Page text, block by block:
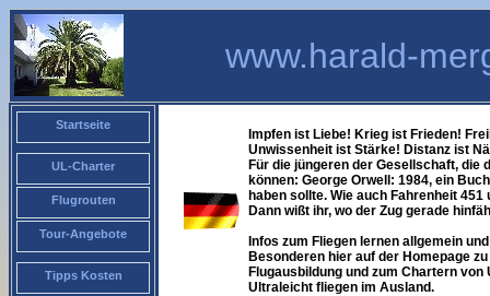
www.harald-
Startseite
UL-Charter
Flugrouten
Tour-Angebote
Tipps Kosten
Impfen ist Liebe! Krieg ist Frieden!
Unwissenheit ist Stärke! Distanz ist
Für die jüngeren der Gesellschaft, die
können: George Orwell: 1984, ein
haben sollte. Wie auch Fahrenheit 451
Dann wißt ihr, wo der Zug gerade
Infos zum Fliegen lernen allgemein
Besonderen hier auf der Homepage
Flugausbildung und zum Chartern von
Ultraleicht fliegen im Ausland.